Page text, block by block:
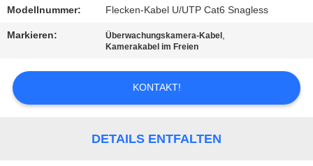
Modellnummer: Flecken-Kabel U/UTP Cat6 Snagless
Markieren: Überwachungskamera-Kabel ,
Kamerakabel im Freien
KONTAKT!
DETAILS ENTFALTEN